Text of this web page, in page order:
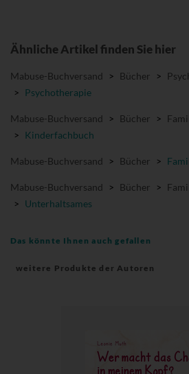
Ähnliche Artikel finden Sie hier
Mabuse-Buchversand > Bücher >
> Psychotherapie
Mabuse-Buchversand > Bücher >
> Kinderfachbuch
Mabuse-Buchversand > Bücher >
Mabuse-Buchversand > Bücher >
> Unterhaltsames
Das könnte Ihnen auch gefallen
weitere Produkte der Autoren